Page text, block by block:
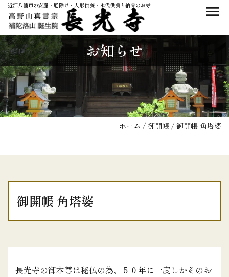
近江八幡市の安産・厄除け・人形供養・永代供養と納骨のお寺
お知らせ
ホーム / 御開帳 / 御開帳 角塔婆
御開帳 角塔婆
長光寺の御本尊は秘仏の為、５０年に一度しかそのお